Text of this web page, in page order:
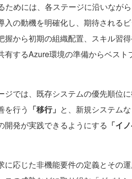
めには、各ステージに沿いなが
入の動機を明確化し、期待される
握から初期の組織配置、スキル習
有するAzure環境の準備からベスト
ジでは、既存システムの優先順位
を行う 「移行」 と、新規システム
開発が実践できるようにする 「イ
応じた非機能要件の定義とその運